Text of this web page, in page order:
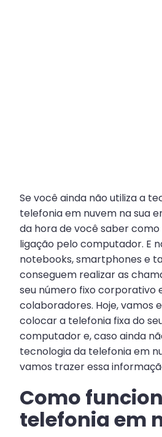
Se você ainda não utiliza a
telefonia em nuvem na sua
da hora de você saber
ligação pelo computador. E
notebooks, smartphones e
conseguem realizar as
seu número fixo corporativo
colaboradores. Hoje, vamos
colocar a telefonia fixa do
computador e, caso ainda
tecnologia da telefonia em
vamos trazer essa
Como
telefonia em